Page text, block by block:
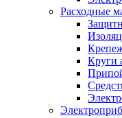
Расходные
Круги